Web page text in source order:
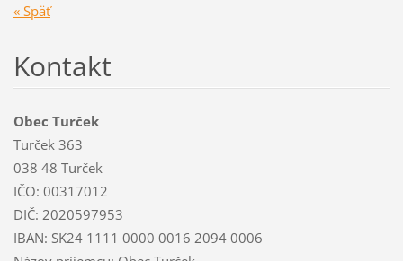
« Späť
Kontakt
Obec Turček
Turček 363
038 48 Turček
IČO: 00317012
DIČ: 2020597953
IBAN: SK24 1111 0000 0016 2094 0006